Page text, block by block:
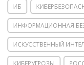
ИБ
ИНФОРМАЦИОННАЯ
ИСКУССТВЕННЫЙ
КИБЕРУГРОЗЫ